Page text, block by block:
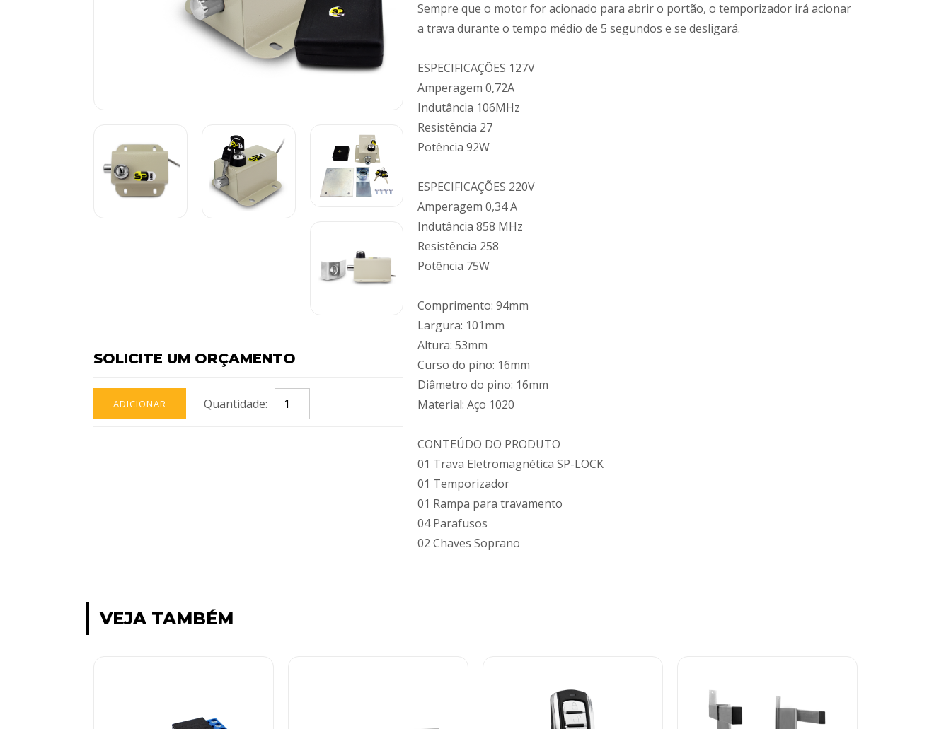
SOLICITE UM ORÇAMENTO
ADICIONAR Quantidade:
Sempre que o motor for acionado para abrir o portão, o temporizador irá acionar
a trava durante o tempo médio de 5 segundos e se desligará.
ESPECIFICAÇÕES 127V
Amperagem 0,72A
Indutância 106MHz
Resistência 27
Potência 92W
ESPECIFICAÇÕES 220V
Amperagem 0,34 A
Indutância 858 MHz
Resistência 258
Potência 75W
Comprimento: 94mm
Largura: 101mm
Altura: 53mm
Curso do pino: 16mm
Diâmetro do pino: 16mm
Material: Aço 1020
CONTEÚDO DO PRODUTO
01 Trava Eletromagnética SP-LOCK
01 Temporizador
01 Rampa para travamento
04 Parafusos
02 Chaves Soprano
VEJA TAMBÉM